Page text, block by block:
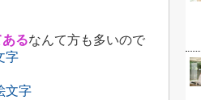
るなんて方も多いので